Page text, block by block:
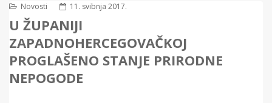
Novosti 11. svibnja 2017.
U ŽUPANIJI
ZAPADNOHERCEGOVAČKOJ
PROGLAŠENO STANJE PRIRODNE
NEPOGODE